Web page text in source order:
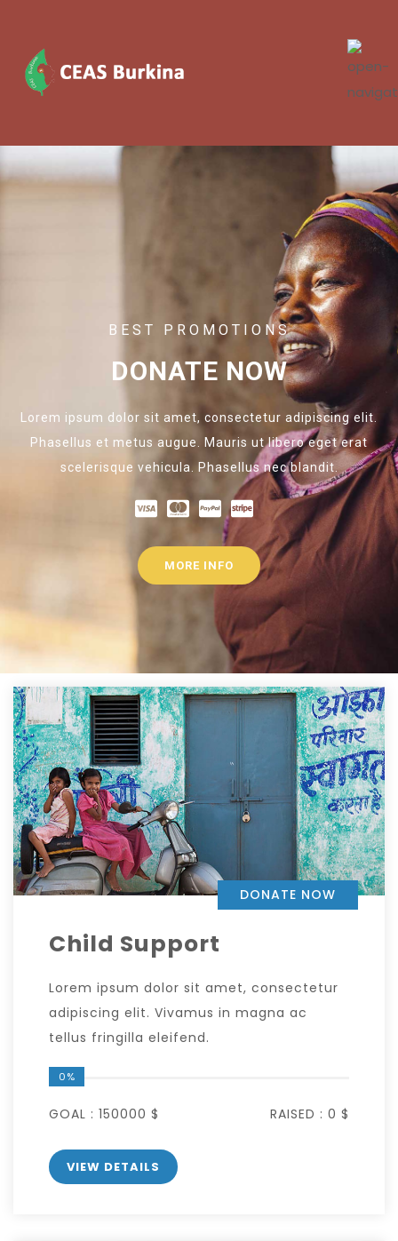
BEST PROMOTIONS
DONATE NOW
Lorem ipsum dolor sit amet, consectetur adipiscing elit.
Phasellus et metus augue. Mauris ut libero eget erat
scelerisque vehicula. Phasellus nec blandit.
MORE INFO
DONATE NOW
Child Support
Lorem ipsum dolor sit amet, consectetur
adipiscing elit. Vivamus in magna ac
tellus fringilla eleifend.
0%
GOAL : 150000 $ RAISED : 0 $
VIEW DETAILS